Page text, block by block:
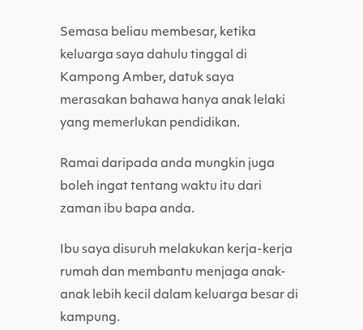
Semasa beliau membesar, ketika
keluarga saya dahulu tinggal di
Kampong Amber, datuk saya
merasakan bahawa hanya anak lelaki
yang memerlukan pendidikan.
Ramai daripada anda mungkin juga
boleh ingat tentang waktu itu dari
zaman ibu bapa anda.
Ibu saya disuruh melakukan kerja-kerja
rumah dan membantu menjaga anak-
anak lebih kecil dalam keluarga besar di
kampung.